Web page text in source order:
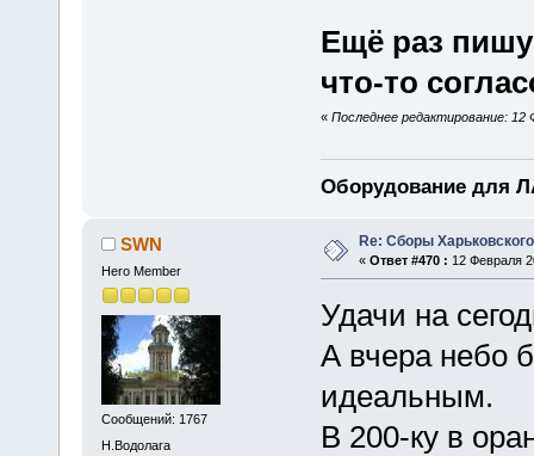
Ещё раз
что-то
« Последнее редактирование: 12
Оборудование для
SWN
Hero Member
Сообщений: 1767
Н.Водолага
Re: Сборы
« Ответ #470 : 12 Февраля
Удачи на
А вчера небо
идеальным.
В 200-ку в